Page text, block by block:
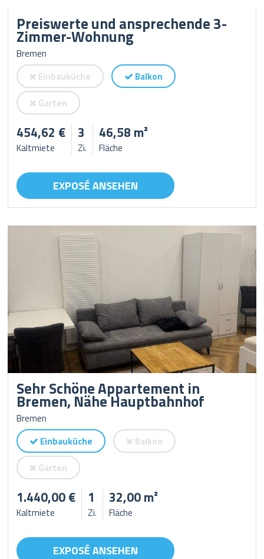
Preiswerte und ansprechende 3-
Zimmer-Wohnung
Bremen
Einbauküche
Balkon
Garten
454,62 €
Kaltmiete
3
Zi.
46,58 m²
Fläche
EXPOSÉ ANSEHEN
Sehr Schöne Appartement in
Bremen, Nähe Hauptbahnhof
Bremen
Einbauküche
Balkon
Garten
1.440,00 €
Kaltmiete
1
Zi.
32,00 m²
Fläche
EXPOSÉ ANSEHEN